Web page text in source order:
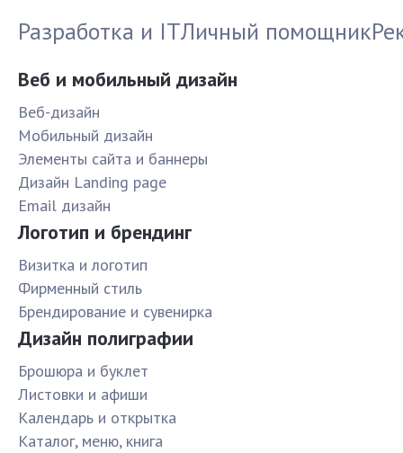
Разработка и ITЛичный помощник
Веб и мобильный дизайн
Веб-дизайн
Мобильный дизайн
Элементы сайта и баннеры
Дизайн Landing page
Email дизайн
Логотип и брендинг
Визитка и логотип
Фирменный стиль
Брендирование и сувенирка
Дизайн полиграфии
Брошюра и буклет
Листовки и афиши
Календарь и открытка
Каталог, меню, книга